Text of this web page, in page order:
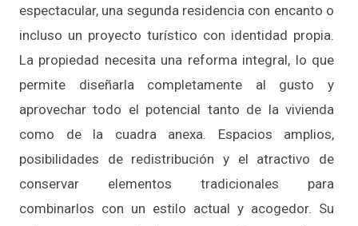
espectacular, una segunda residencia con encanto o
incluso un proyecto turístico con identidad propia.
La propiedad necesita una reforma integral, lo que
permite diseñarla completamente al gusto y
aprovechar todo el potencial tanto de la vivienda
como de la cuadra anexa. Espacios amplios,
posibilidades de redistribución y el atractivo de
conservar elementos tradicionales para
combinarlos con un estilo actual y acogedor. Su